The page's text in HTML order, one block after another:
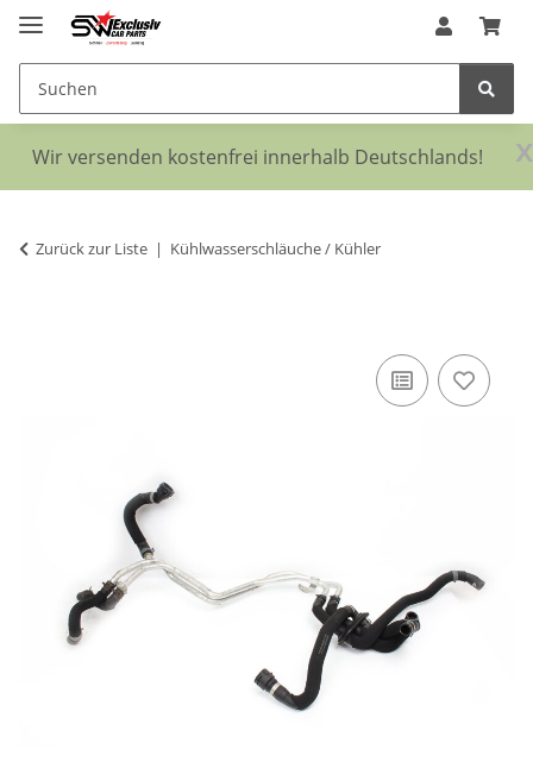
x
Wir versenden kostenfrei innerhalb Deutschlands!
Zurück zur Liste Kühlwasserschläuche / Kühler